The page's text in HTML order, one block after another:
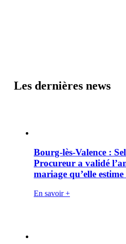
Les dernières news
Bourg-lès-Valence :
Procureur a validé
mariage qu’elle
En savoir +